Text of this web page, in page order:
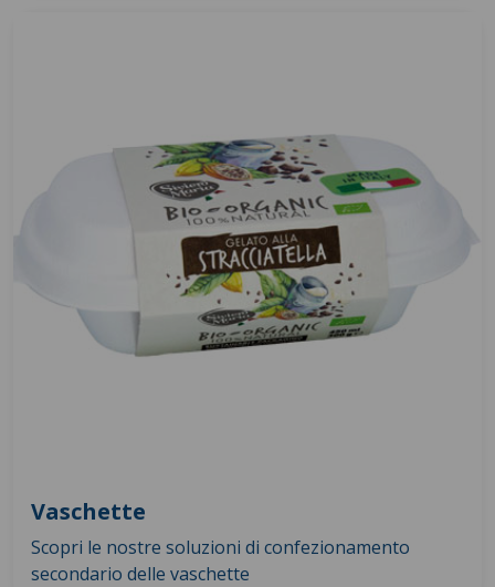
Vaschette
Scopri le nostre soluzioni di confezionamento
secondario delle vaschette